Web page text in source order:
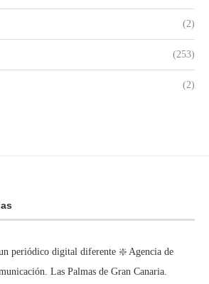
(2)
(253)
(2)
periódico digital diferente ❇️ Agencia de
Las Palmas de Gran Canaria.